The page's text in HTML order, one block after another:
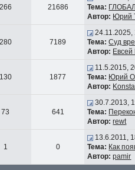
21686
Тема:
Автор: Юрий
7189
24.11.2025,
Тема: Суд
Автор: Евсей
1877
11.5.2015,
Тема: Юрий
Автор:
73 641
30.7.2013,
Тема:
Автор: rewt
1 0
13.6.2011,
Тема: Как
Автор: pamir